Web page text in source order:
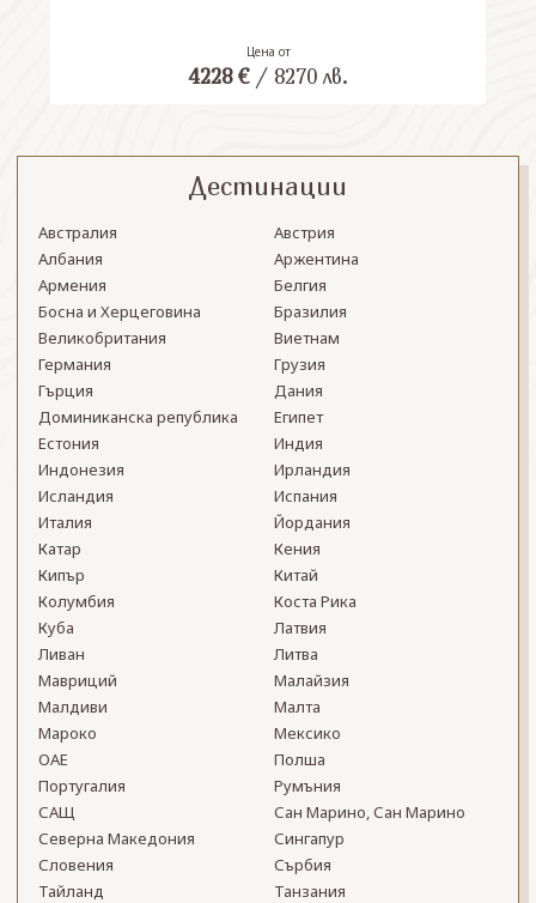
Цена от
4228 €/ 8270 лв.
Дестинации
Австралия
Австрия
Албания
Аржентина
Армения
Белгия
Босна и Херцеговина
Бразилия
Великобритания
Виетнам
Германия
Грузия
Гърция
Дания
Доминиканска република
Египет
Естония
Индия
Индонезия
Ирландия
Исландия
Испания
Италия
Йордания
Катар
Кения
Кипър
Китай
Колумбия
Коста Рика
Куба
Латвия
Ливан
Литва
Мавриций
Малайзия
Малдиви
Малта
Мароко
Мексико
ОАЕ
Полша
Португалия
Румъния
САЩ
Сан Марино, Сан Марино
Северна Македония
Сингапур
Словения
Сърбия
Тайланд
Танзания